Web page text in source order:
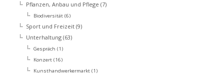
Pflanzen, Anbau und Pflege (7)
Biodiversität(6)
Sport und Freizeit(9)
Unterhaltung(63)
Gespräch (1)
Konzert(16)
Kunsthandwerkermarkt(1)